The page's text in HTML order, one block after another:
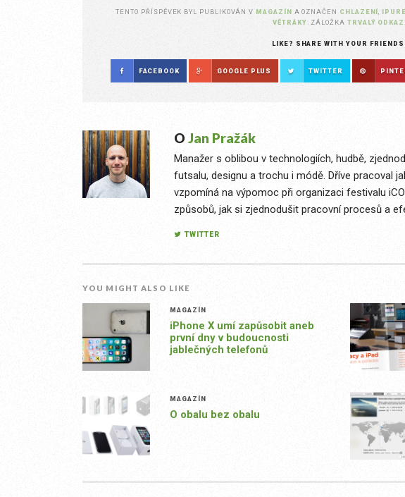
TENTO PŘÍSPĚVEK BYL PUBLIKOVÁN V MAGAZÍN A OZNAČEN CHLAZENÍ IPURE
VĚTRÁKY . ZÁLOŽKA TRVALÝ ODKAZ
LIKE? SHARE WITH YOUR FRIENDS.
FACEBOOK GOOGLE PLUS TWITTER
O Jan Pražák
Manažer s oblibou v technologiích, hudbě,
futsalu, designu a trochu i módě. Dříve pracoval
vzpomíná na výpomoc při organizaci festivalu
způsobů, jak si zjednodušit pracovní procesů a
TWITTER
YOU MIGHT ALSO LIKE
MAGAZÍN
iPhone X umí zapůsobit aneb
první dny v budoucnosti
jablečných telefonů
MAGAZÍN
O obalu bez obalu